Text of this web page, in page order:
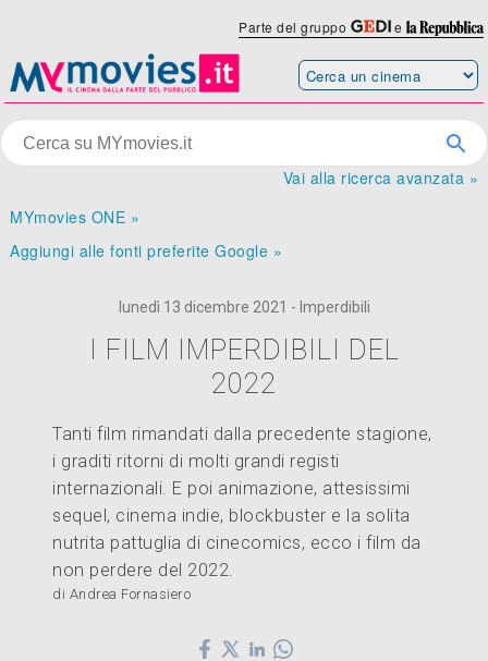
Parte del gruppo e
Vai alla ricerca avanzata »
MYmovies ONE »
Aggiungi alle fonti preferite Google »
lunedì 13 dicembre 2021 - Imperdibili
I FILM IMPERDIBILI DEL
2022
Tanti film rimandati dalla precedente stagione,
i graditi ritorni di molti grandi registi
internazionali. E poi animazione, attesissimi
sequel, cinema indie, blockbuster e la solita
nutrita pattuglia di cinecomics, ecco i film da
non perdere del 2022.
di Andrea Fornasiero